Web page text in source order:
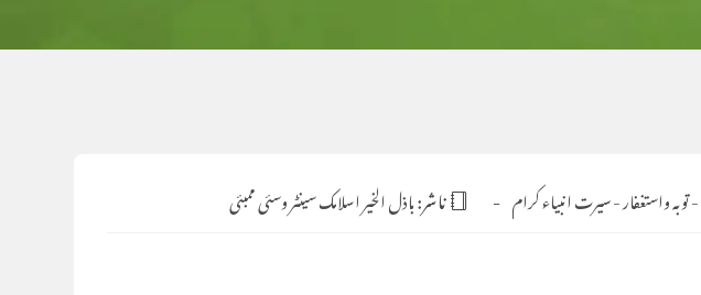
-توبہ واستغفار-سیرت انبیاء کرام ناشر:باذل الخیر اسلامک سینٹر وسئی ممبئی